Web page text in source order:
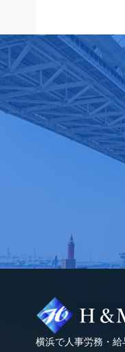
横浜で人事労務・